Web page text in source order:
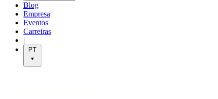
Blog
Empresa
Eventos
Carreiras
|
PT